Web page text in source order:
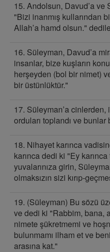
15. Andolsun, Davud’a ve
"Bizi inanmış kullarından
Allah’a hamd olsun."
16. Süleyman, Davud’a
insanlar, bize kuşların
herşeyden (bol bir nimet)
bir üstünlüktür."
17. Süleyman’a
orduları toplandı ve bunlar
18. Nihayet karınca
karınca dedi ki "Ey
yuvalarınıza girin,
olmaksızın sizi kırıp-
19. (Süleyman) Bu sözü
ve dedi ki "Rabbim, bana,
nimete şükretmemi ve
bulunmamı ilham et ve
arasına kat."